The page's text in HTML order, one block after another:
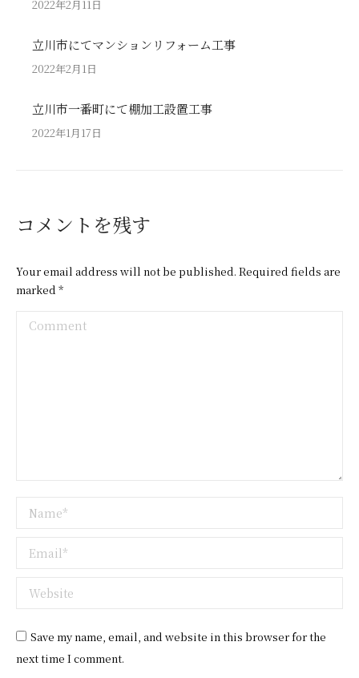
2022年2月11日
立川市にてマンションリフォーム工事
2022年2月1日
立川市一番町にて棚加工設置工事
2022年1月17日
コメントを残す
Your email address will not be published. Required fields are
marked*
Comment
Name *
Email *
Website
Save my name, email, and website in this browser for the
next time I comment.